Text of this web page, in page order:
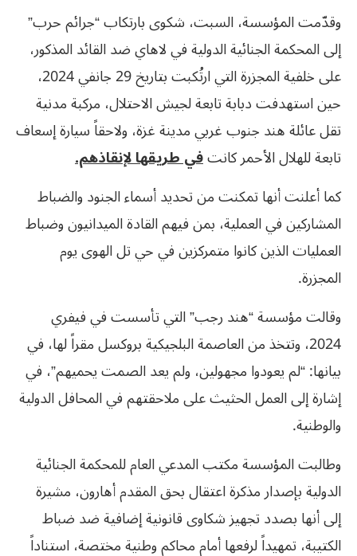
وقدّمت المؤسسة، السبت، شكوى بارتكاب “جرائم حرب”
إلى المحكمة الجنائية الدولية في لاهاي ضد القائد المذكور،
على خلفية المجزرة التي ارتُكبت بتاريخ 29 جانفي 2024،
حين استهدفت دبابة تابعة لجيش الاحتلال، مركبة مدنية
تقل عائلة هند جنوب غربي مدينة غزة، ولاحقاً سيارة إسعاف
تابعة للهلال الأحمر كانتفي طريقها لإنقاذهم.
كما أعلنت أنها تمكنت من تحديد أسماء الجنود والضباط
المشاركين في العملية، بمن فيهم القادة الميدانيون وضباط
العمليات الذين كانوا متمركزين في حي تل الهوى يوم
المجزرة.
وقالت مؤسسة “هند رجب” التي تأسست في فيفري
2024، وتتخذ من العاصمة البلجيكية بروكسل مقراً لها، في
بيانها: “لم يعودوا مجهولين، ولم يعد الصمت يحميهم”، في
إشارة إلى العمل الحثيث على ملاحقتهم في المحافل الدولية
والوطنية.
وطالبت المؤسسة مكتب المدعي العام للمحكمة الجنائية
الدولية بإصدار مذكرة اعتقال بحق المقدم أهارون، مشيرة
إلى أنها بصدد تجهيز شكاوى قانونية إضافية ضد ضباط
الكتيبة، تمهيداً لرفعها أمام محاكم وطنية مختصة، استناداً